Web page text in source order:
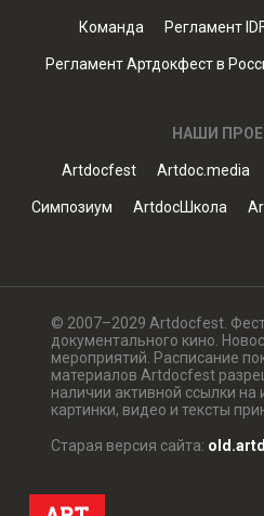
Команда Регламент
Регламент Артдокфест в
НАШИ
Artdocfest Artdoc.media
Симпозиум ArtdocШкола
© 2007–2029 Artdocfest.
документального кино.
мероприятий. Расписание
материалов Artdocfest
наличии активной ссылки на
картинки, видео и тексты
Старая версия сайта: